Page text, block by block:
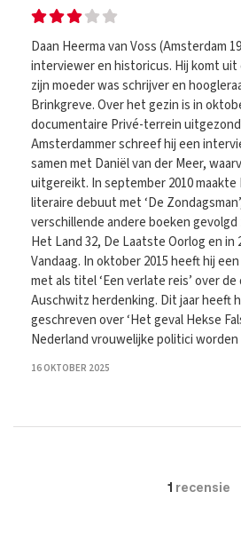
Daan Heerma van Voss (Amsterdam
interviewer en historicus. Hij komt uit
zijn moeder was schrijver en
Brinkgreve. Over het gezin is in
documentaire Privé-terrein
Amsterdammer schreef hij een
samen met Daniël van der Meer,
uitgereikt. In september 2010 maakte
literaire debuut met ‘De
verschillende andere boeken
Het Land 32, De Laatste Oorlog en in
Vandaag. In oktober 2015 heeft hij
met als titel ‘Een verlate reis’ over
Auschwitz herdenking. Dit jaar heeft
geschreven over ‘Het geval Hekse
Nederland vrouwelijke politici worden
16 OKTOBER 2025
1 recensie